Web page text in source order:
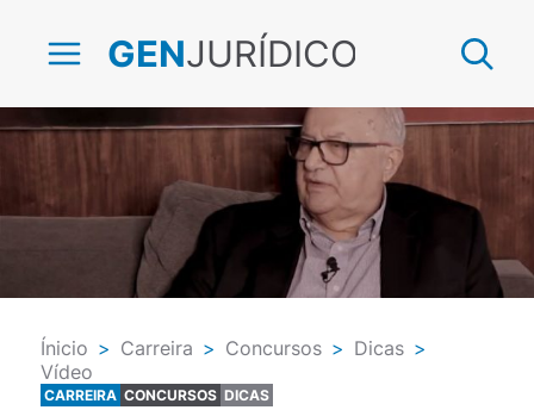
GENJURÍDICO
Ínicio > Carreira > Concursos > Dicas >
Vídeo
CARREIRA CONCURSOS DICAS